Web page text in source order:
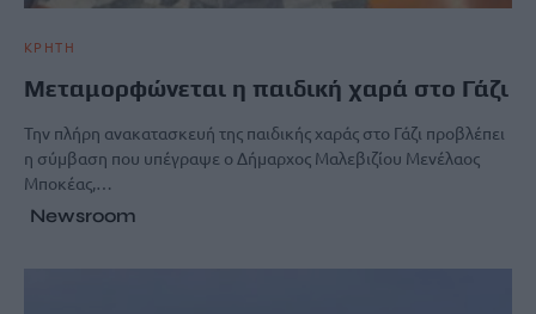
ΚΡΗΤΗ
Μεταμορφώνεται η παιδική χαρά στο Γάζι
Την πλήρη ανακατασκευή της παιδικής χαράς στο Γάζι προβλέπει
η σύμβαση που υπέγραψε ο Δήμαρχος Μαλεβιζίου Μενέλαος
Μποκέας,…
Newsroom